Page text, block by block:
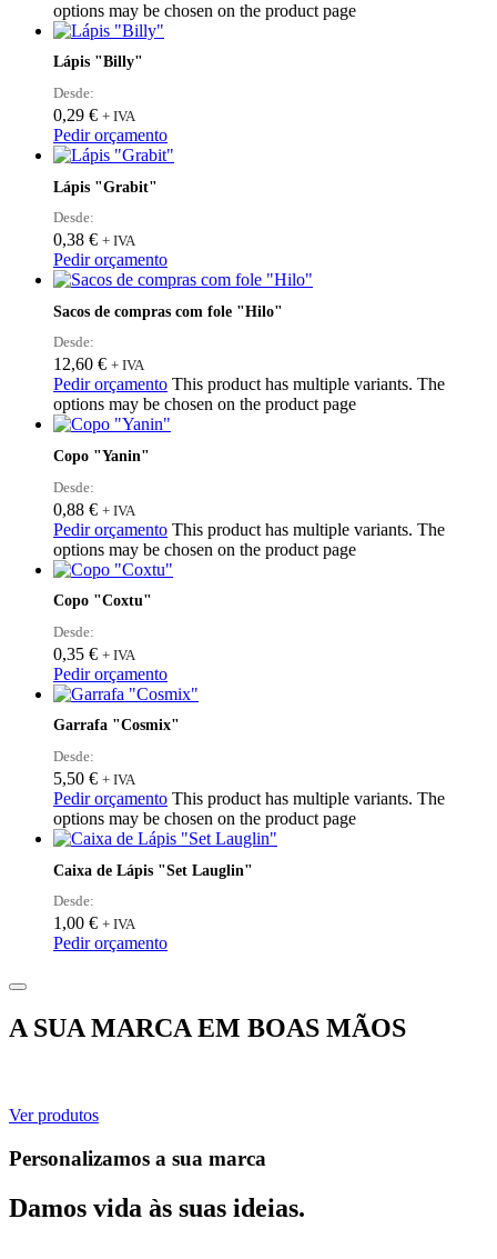
options may be chosen on the product page
Lápis "Billy"
Desde:
0,29 € + IVA
Pedir orçamento
Lápis "Grabit"
Desde:
0,38 € + IVA
Pedir orçamento
Sacos de compras com fole "Hilo"
Desde:
12,60 € + IVA
Pedir orçamento This product has multiple variants. The
options may be chosen on the product page
Copo "Yanin"
Desde:
0,88 € + IVA
Pedir orçamento This product has multiple variants. The
options may be chosen on the product page
Copo "Coxtu"
Desde:
0,35 € + IVA
Pedir orçamento
Garrafa "Cosmix"
Desde:
5,50 € + IVA
Pedir orçamento This product has multiple variants. The
options may be chosen on the product page
Caixa de Lápis "Set Lauglin"
Desde:
1,00 € + IVA
Pedir orçamento
A SUA MARCA EM BOAS MÃOS
Ver produtos
Personalizamos a sua marca
Damos vida às suas ideias.